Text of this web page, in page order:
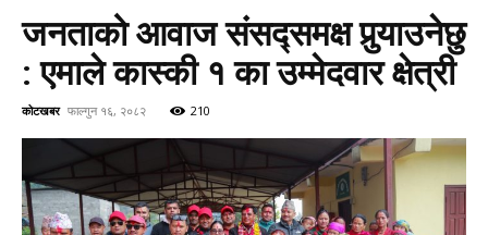
जनताको आवाज संसद्समक्ष पुर्‍याउनेछु
: एमाले कास्की १ का उम्मेदवार क्षेत्री
कोटखबर फाल्गुन १६, २०८२ 210